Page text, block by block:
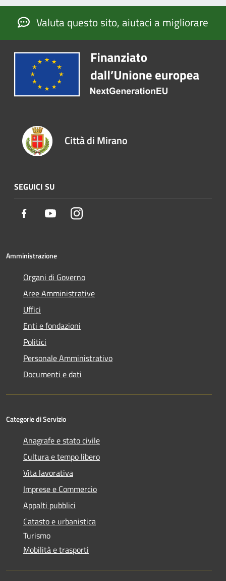
Valuta questo sito, aiutaci a migliorare
Città di Mirano
SEGUICI SU
Facebook YoutubeInstagram
Amministrazione
Organi di Governo
Aree Amministrative
Uffici
Enti e fondazioni
Politici
Personale Amministrativo
Documenti e dati
Categorie di Servizio
Anagrafe e stato civile
Cultura e tempo libero
Vita lavorativa
Imprese e Commercio
Appalti pubblici
Catasto e urbanistica
Turismo
Mobilità e trasporti